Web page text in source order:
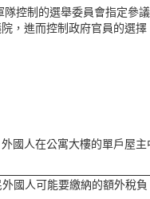
控制的選舉委員會指定參
，進而控制政府官員的選
國人在公寓大樓的單戶屋
國人可能要繳納的額外稅